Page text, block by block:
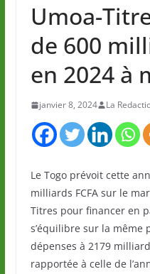
Umoa-
de 600
en 2024 à
janvier 8, 2024 La
Le Togo prévoit cette
milliards FCFA sur le
Titres pour financer en
s’équilibre sur la même
dépenses à 2179
rapportée à celle de